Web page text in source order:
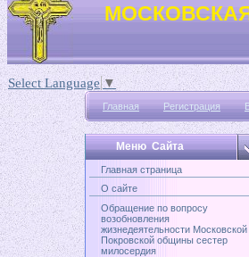
Select Language ▼
Главная Регистрация
Меню Сайта
Главная страница
О сайте
Обращение по вопросу
возобновления
жизнедеятельности Московской
Покровской общины сестер
милосердия